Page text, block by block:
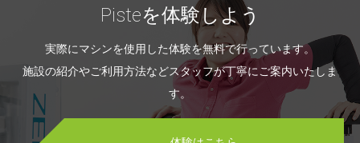
Pisteを体験しよう
実際にマシンを使用した体験を無料で行っています。
施設の紹介やご利用方法などスタッフが丁寧にご案内いたしま
す。